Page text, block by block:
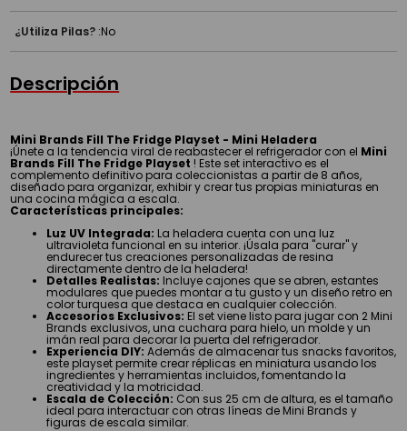
¿Utiliza Pilas? :No
Descripción
Mini Brands Fill The Fridge Playset - Mini Heladera
¡Únete a la tendencia viral de reabastecer el refrigerador con el Mini
Brands Fill The Fridge Playset ! Este set interactivo es el
complemento definitivo para coleccionistas a partir de 8 años,
diseñado para organizar, exhibir y crear tus propias miniaturas en
una cocina mágica a escala.
Características principales:
Luz UV Integrada: La heladera cuenta con una luz
ultravioleta funcional en su interior. ¡Úsala para "curar" y
endurecer tus creaciones personalizadas de resina
directamente dentro de la heladera!
Detalles Realistas: Incluye cajones que se abren, estantes
modulares que puedes montar a tu gusto y un diseño retro en
color turquesa que destaca en cualquier colección.
Accesorios Exclusivos: El set viene listo para jugar con 2 Mini
Brands exclusivos, una cuchara para hielo, un molde y un
imán real para decorar la puerta del refrigerador.
Experiencia DIY: Además de almacenar tus snacks favoritos,
este playset permite crear réplicas en miniatura usando los
ingredientes y herramientas incluidos, fomentando la
creatividad y la motricidad.
Escala de Colección: Con sus 25 cm de altura, es el tamaño
ideal para interactuar con otras líneas de Mini Brands y
figuras de escala similar.